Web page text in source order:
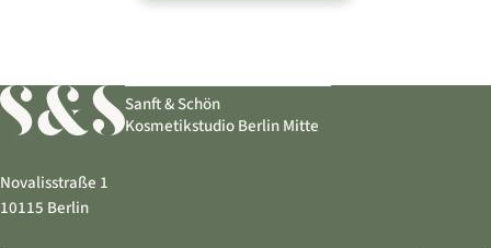
Sanft & Schön
Kosmetikstudio Berlin Mitte
Novalisstraße 1
10115 Berlin